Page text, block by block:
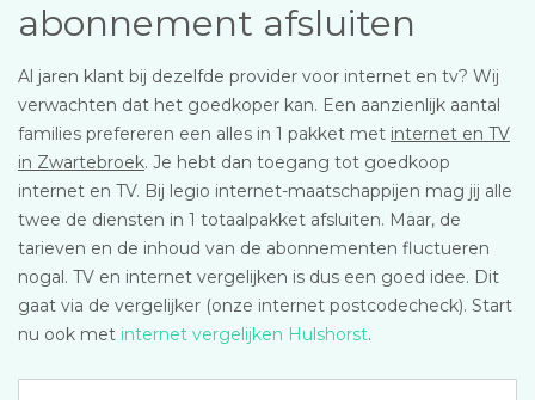
abonnement afsluiten
Al jaren klant bij dezelfde provider voor internet en tv? Wij
verwachten dat het goedkoper kan. Een aanzienlijk aantal
families prefereren een alles in 1 pakket met internet en TV
in Zwartebroek. Je hebt dan toegang tot goedkoop
internet en TV. Bij legio internet-maatschappijen mag jij alle
twee de diensten in 1 totaalpakket afsluiten. Maar, de
tarieven en de inhoud van de abonnementen fluctueren
nogal. TV en internet vergelijken is dus een goed idee. Dit
gaat via de vergelijker (onze internet postcodecheck). Start
nu ook met internet vergelijken Hulshorst.